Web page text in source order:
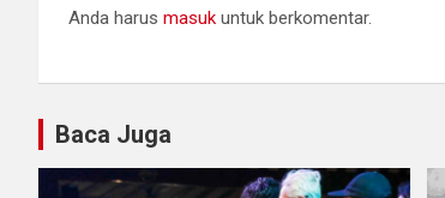
Anda harus masuk untuk berkomentar.
Baca Juga